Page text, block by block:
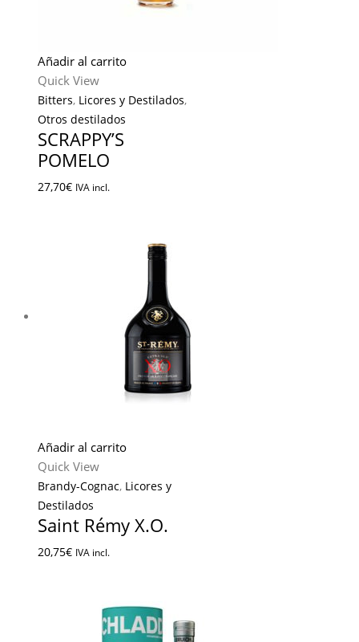
Añadir al carrito
Quick View
Bitters, Licores y Destilados,
Otros destilados
SCRAPPY’S
POMELO
27,70€ IVA incl.
Añadir al carrito
Quick View
Brandy-Cognac, Licores y
Destilados
Saint Rémy X.O.
20,75€ IVA incl.